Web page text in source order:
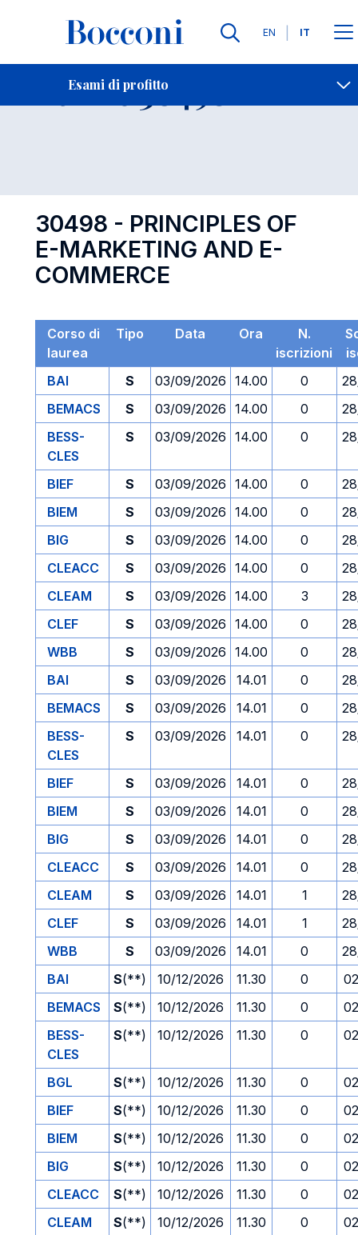
Lingue
EN IT
Esami di profitto
Contatti
Esame 30498 Open
30498 - PRINCIPLES OF
E-MARKETING AND E-
COMMERCE
Corso di
laurea
Tipo Data Ora
N.
iscrizioni
BAI
S 03/09/2026 14.00 0
BEMACS
S 03/09/2026 14.00 0
BESS-
CLES
S 03/09/2026 14.00 0
BIEF S 03/09/2026 14.00 0
BIEM
S 03/09/2026 14.00 0
BIG
S 03/09/2026 14.00 0
CLEACC
S 03/09/2026 14.00 0
CLEAM
S 03/09/2026 14.00 3
CLEF
S 03/09/2026 14.00 0
WBB
S 03/09/2026 14.00 0
BAI
S 03/09/2026 14.01 0
BEMACS
S 03/09/2026 14.01 0
BESS-
CLES
S 03/09/2026 14.01 0
BIEF S 03/09/2026 14.01 0
BIEM
S 03/09/2026 14.01 0
BIG
S 03/09/2026 14.01 0
CLEACC
S 03/09/2026 14.01 0
CLEAM
S 03/09/2026 14.01 1
CLEF
S 03/09/2026 14.01 1
WBB
S 03/09/2026 14.01 0
BAI
S(**) 10/12/2026 11.30 0
BEMACS
S(**) 10/12/2026 11.30 0
BESS-
CLES
S(**) 10/12/2026 11.30 0
BGL S(**) 10/12/2026 11.30 0
BIEF
S(**) 10/12/2026 11.30 0
BIEM
S(**) 10/12/2026 11.30 0
BIG
S(**) 10/12/2026 11.30 0
CLEACC
S(**) 10/12/2026 11.30 0
CLEAM
S(**) 10/12/2026 11.30 0